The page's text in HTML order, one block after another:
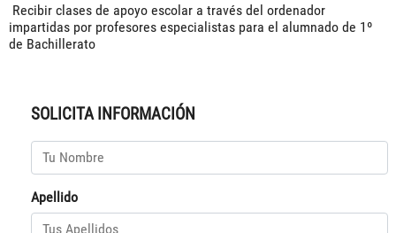
Recibir clases de apoyo escolar a través del ordenador
impartidas por profesores especialistas para el alumnado de 1º
de Bachillerato
SOLICITA INFORMACIÓN
Apellido